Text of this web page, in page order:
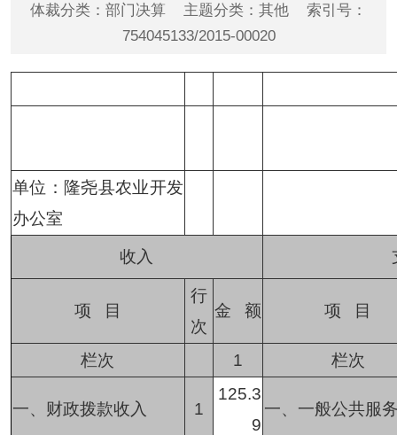
体裁分类：部门决算 主题分类：其他 索引号：
754045133/2015-00020
单位：隆尧县农业开发
办公室
收入
项 目
行
次
金 额 项 目
栏次 1 栏次
一、财政拨款收入 1
125.3
9
一、一般公共服